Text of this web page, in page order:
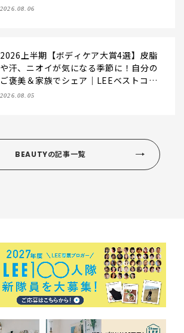
2026.08.06
2026上半期【ボディケア大賞4選】皮脂
や汗、ニオイが気になる季節に！自分の
ご褒美＆家族でシェア｜LEEベストコス
メ
2026.08.05
BEAUTYの記事一覧